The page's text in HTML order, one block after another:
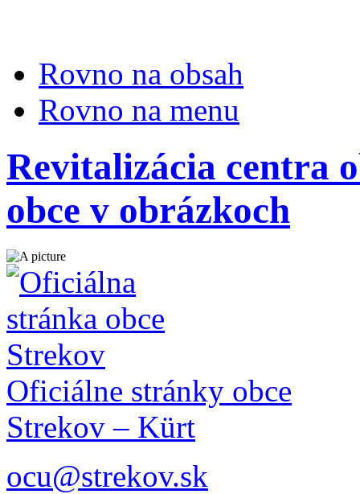
Rovno na obsah
Rovno na menu
Revitalizácia centra
obce v obrázkoch
Oficiálne stránky obce
Strekov – Kürt
ocu@strekov.sk